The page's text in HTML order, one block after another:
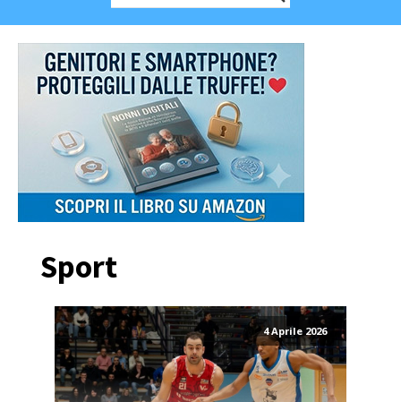
Sport
4 Aprile 2026